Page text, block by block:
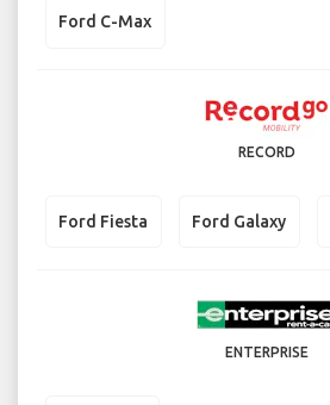
Ford C-Max
RECORD
Ford Fiesta Ford Galaxy
ENTERPRISE